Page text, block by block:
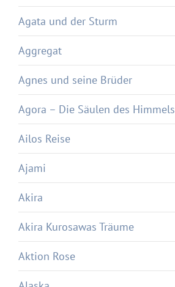
Agata und der Sturm
Aggregat
Agnes und seine Brüder
Agora – Die Säulen des Himmels
Ailos Reise
Ajami
Akira
Akira Kurosawas Träume
Aktion Rose